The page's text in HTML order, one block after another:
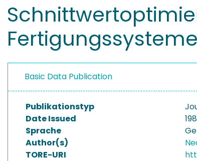
Basic Data Publication
Publikationstyp
Date Issued
Sprache
Author(s)
TORE-URI